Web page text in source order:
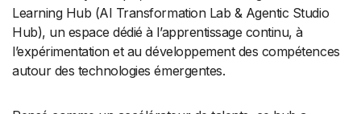
Learning Hub (AI Transformation Lab & Agentic Studio
Hub), un espace dédié à l’apprentissage continu, à
l’expérimentation et au développement des compétences
autour des technologies émergentes.